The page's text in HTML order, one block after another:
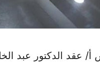
فبراير/أ ش أ/ عقد